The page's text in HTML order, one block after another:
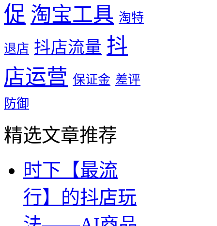
促 淘宝工具 淘特
退店 抖店流量 抖
店运营 保证金 差评
防御
精选文章推荐
时下【最流
行】的抖店玩